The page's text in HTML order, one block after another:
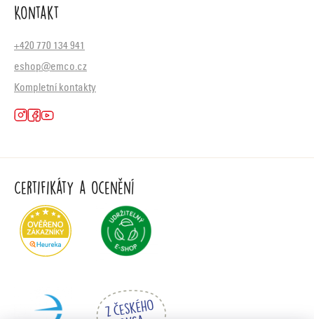
Kontakt
+420 770 134 941
eshop@emco.cz
Kompletní kontakty
Certifikáty a ocenění